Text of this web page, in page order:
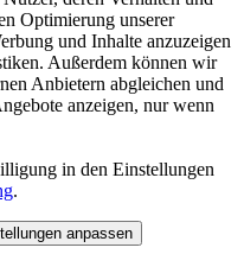
Optimierung unserer
und Inhalte anzuzeigen
Außerdem können wir
Anbietern abgleichen und
anzeigen, nur wenn
in den Einstellungen
.
anpassen